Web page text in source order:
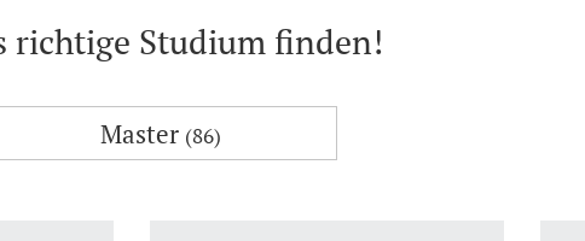
richtige Studium finden!
Master (86)